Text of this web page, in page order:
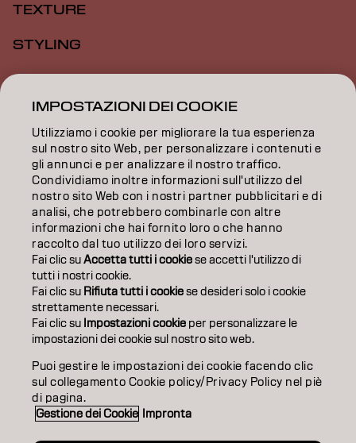
TEXTURE
STYLING
ISPIRAZIONE
FORMAZIONE
INFORMAZIONI
SALON FINDER
DIVENTA PARTNER
CONTATTACI
ImprontaPrivacy PolicyCookie Policy
Accessibilità
IT | Italian
IMPOSTAZIONI DEI COOKIE
Utilizziamo i cookie per migliorare la tua esperienza
sul nostro sito Web, per personalizzare i contenuti e
gli annunci e per analizzare il nostro traffico.
Condividiamo inoltre informazioni sull'utilizzo del
nostro sito Web con i nostri partner pubblicitari e di
analisi, che potrebbero combinarle con altre
informazioni che hai fornito loro o che hanno
raccolto dal tuo utilizzo dei loro servizi.
Fai clic suAccetta tutti i cookiese accetti l'utilizzo di
tutti i nostri cookie.
Fai clic su Rifiuta tutti i cookiese desideri solo i cookie
strettamente necessari.
Fai clic su Impostazioni cookie per personalizzare le
impostazioni dei cookie sul nostro sito web.
Puoi gestire le impostazioni dei cookie facendo clic
sul collegamento Cookie policy/Privacy Policy nel piè
di pagina.
Gestione dei Cookie Impronta